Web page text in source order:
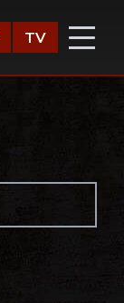
TV